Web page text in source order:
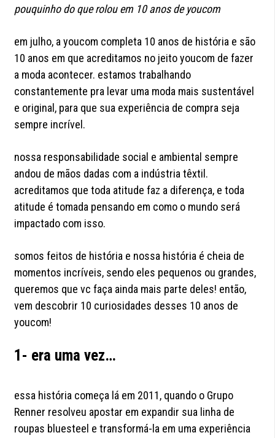
pouquinho do que rolou em 10 anos de youcom
em julho, a youcom completa 10 anos de história e são
10 anos em que acreditamos no jeito youcom de fazer
a moda acontecer. estamos trabalhando
constantemente pra levar uma moda mais sustentável
e original, para que sua experiência de compra seja
sempre incrível.
nossa responsabilidade social e ambiental sempre
andou de mãos dadas com a indústria têxtil.
acreditamos que toda atitude faz a diferença, e toda
atitude é tomada pensando em como o mundo será
impactado com isso.
somos feitos de história e nossa história é cheia de
momentos incríveis, sendo eles pequenos ou grandes,
queremos que vc faça ainda mais parte deles! então,
vem descobrir 10 curiosidades desses 10 anos de
youcom!
1- era uma vez…
essa história começa lá em 2011, quando o Grupo
Renner resolveu apostar em expandir sua linha de
roupas bluesteel e transformá-la em uma experiência